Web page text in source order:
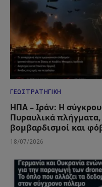
ΓΕΩΣΤΡΑΤΗΓΙΚΉ
ΗΠΑ – Ιράν: Η
Πυραυλικά πλήγματα,
βομβαρδισμοί και
18/07/2026